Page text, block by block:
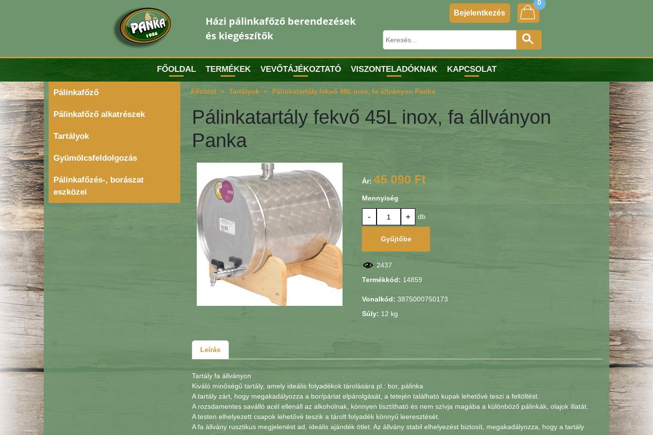
Házi pálinkafőző berendezések
és kiegészítők
Bejelentkezés
0
FŐOLDAL TERMÉKEK VEVŐTÁJÉKOZTATÓ VISZONTELADÓKNAK KAPCSOLAT
Pálinkafőző
Pálinkafőző alkatrészek
Tartályok
Gyümölcsfeldolgozás
Pálinkafőzés-, borászat
eszközei
Főoldal Tartályok Pálinkatartály fekvő 45L inox, fa állványon Panka
Pálinkatartály fekvő 45L inox, fa állványon
Panka
Ár: 45 090 Ft
Mennyiség
- + db
Gyűjtőbe
2437
Termékkód: 14859
Vonalkód: 3875000750173
Súly: 12 kg
Leírás
Tartály fa állványon
Kiváló minőségű tartály, amely ideális folyadékok tárolására pl.: bor, pálinka
A tartály zárt, hogy megakadályozza a bor/párlat elpárolgását, a tetején található kupak lehetővé teszi a feltöltést.
A rozsdamentes saválló acél ellenáll az alkoholnak, könnyen tisztítható és nem szívja magába a különböző pálinkák, olajok illatát.
A testen elhelyezett csapok lehetővé teszik a tárolt folyadék könnyű leeresztését.
A fa állvány rusztikus megjelenést ad, ideális ajándék ötlet. Az állvány stabil elhelyezést biztosít, megakadályozza, hogy a tartály